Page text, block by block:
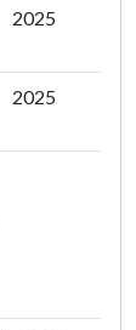
2025
2025